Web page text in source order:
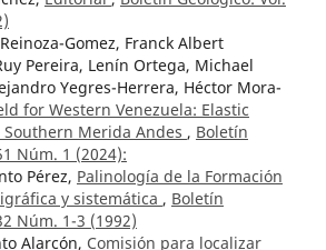
Gomez, Franck Albert
Pereira, Lenín Ortega, Michael
Yegres-Herrera, Héctor Mora-
for Western Venezuela: Elastic
Merida Andes , Boletín
Núm. 1 (2024):
Pérez, Palinología de la Formación
y sistemática , Boletín
Núm. 1-3 (1992)
Alarcón, Comisión para localizar